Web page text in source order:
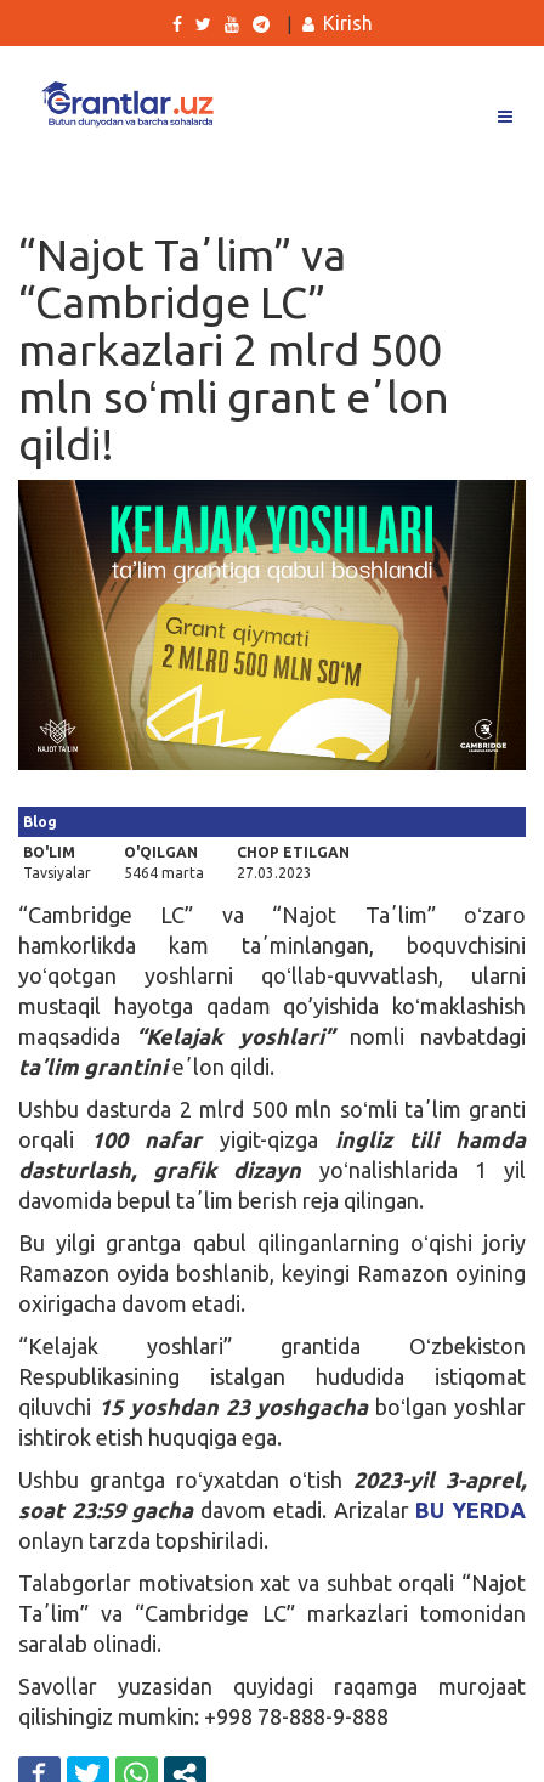
Ishlar
Kurslar
Blog
Yana
Qidirish
Kirish
Kirish
“Najot Taʼlim” va
“Cambridge LC”
markazlari 2 mlrd 500
mln soʻmli grant eʼlon
qildi!
Blog
BO'LIM
Tavsiyalar
O'QILGAN
5464 marta
CHOP ETILGAN
27.03.2023
“Cambridge LC” va “Najot Taʼlim” oʻzaro
hamkorlikda kam taʼminlangan, boquvchisini
yoʻqotgan yoshlarni qoʻllab-quvvatlash, ularni
mustaqil hayotga qadam qo’yishida koʻmaklashish
maqsadida “Kelajak yoshlari”nomli navbatdagi
taʼlim grantini eʼlon qildi.
Ushbu dasturda 2 mlrd 500 mln soʻmli taʼlim granti
orqali
100 nafar yigit-qizga
ingliz tili hamda
dasturlash, grafik dizayn yoʻnalishlarida 1 yil
davomida bepul taʼlim berish reja qilingan.
Bu yilgi grantga qabul qilinganlarning oʻqishi joriy
Ramazon oyida boshlanib, keyingi Ramazon oyining
oxirigacha davom etadi.
“Kelajak yoshlari” grantida Oʻzbekiston
Respublikasining istalgan hududida istiqomat
qiluvchi 15 yoshdan 23 yoshgachaboʻlgan yoshlar
ishtirok etish huquqiga ega.
Ushbu grantga roʻyxatdan oʻtish 2023-yil 3-aprel,
soat 23:59 gachadavom etadi. ArizalarBU YERDA
onlayn tarzda topshiriladi.
Talabgorlar motivatsion xat va suhbat orqali “Najot
Taʼlim” va “Cambridge LC” markazlari tomonidan
saralab olinadi.
Savollar yuzasidan quyidagi raqamga murojaat
qilishingiz mumkin: +998 78-888-9-888